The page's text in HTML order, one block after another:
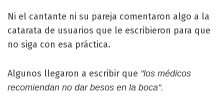
Ni el cantante ni su pareja comentaron algo a la
catarata de usuarios que le escribieron para que
no siga con esa práctica.
Algunos llegaron a escribir que "los médicos
recomiendan no dar besos en la boca".